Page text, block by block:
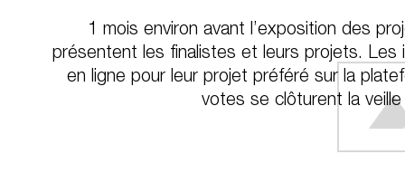
1 mois environ avant l’exposition des
présentent les finalistes et leurs projets.
en ligne pour leur projet préféré sur la
votes se clôturent la veille